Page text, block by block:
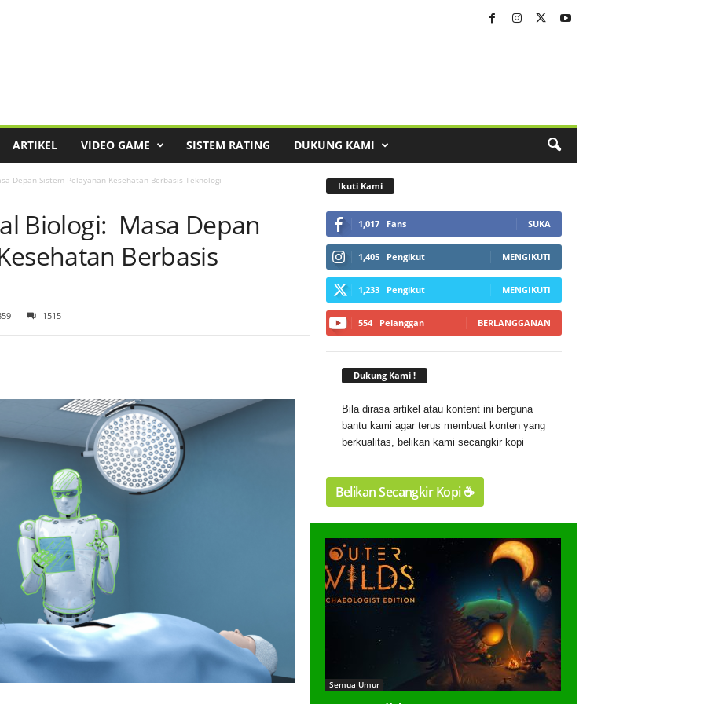
ARTIKEL VIDEO GAME SISTEM RATING DUKUNG KAMI
Depan Sistem Pelayanan Kesehatan Berbasis Teknologi
Biologi: Masa Depan
Berbasis
1515
Ikuti Kami
1,017 Fans SUKA
1,405 Pengikut MENGIKUTI
1,233 Pengikut MENGIKUTI
554 Pelanggan BERLANGGANAN
Dukung Kami !
Bila dirasa artikel atau kontent ini berguna
bantu kami agar terus membuat konten yang
berkualitas, belikan kami secangkir kopi
Belikan Secangkir Kopi ☕️
Semua Umur